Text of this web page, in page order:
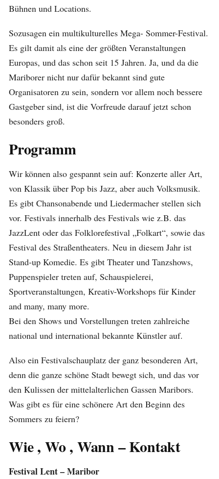
Bühnen und Locations.
Sozusagen ein multikulturelles Mega- Sommer-Festival.
Es gilt damit als eine der größten Veranstaltungen
Europas, und das schon seit 15 Jahren. Ja, und da die
Mariborer nicht nur dafür bekannt sind gute
Organisatoren zu sein, sondern vor allem noch bessere
Gastgeber sind, ist die Vorfreude darauf jetzt schon
besonders groß.
Programm
Wir können also gespannt sein auf: Konzerte aller Art,
von Klassik über Pop bis Jazz, aber auch Volksmusik.
Es gibt Chansonabende und Liedermacher stellen sich
vor. Festivals innerhalb des Festivals wie z.B. das
JazzLent oder das Folklorefestival „Folkart“, sowie das
Festival des Straßentheaters. Neu in diesem Jahr ist
Stand-up Komedie. Es gibt Theater und Tanzshows,
Puppenspieler treten auf, Schauspielerei,
Sportveranstaltungen, Kreativ-Workshops für Kinder
and many, many more.
Bei den Shows und Vorstellungen treten zahlreiche
national und international bekannte Künstler auf.
Also ein Festivalschauplatz der ganz besonderen Art,
denn die ganze schöne Stadt bewegt sich, und das vor
den Kulissen der mittelalterlichen Gassen Maribors.
Was gibt es für eine schönere Art den Beginn des
Sommers zu feiern?
Wie , Wo , Wann – Kontakt
Festival Lent – Maribor